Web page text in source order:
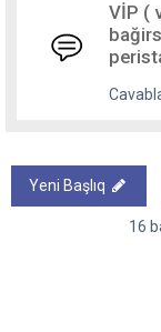
VİP (
Yeni Başlıq
16